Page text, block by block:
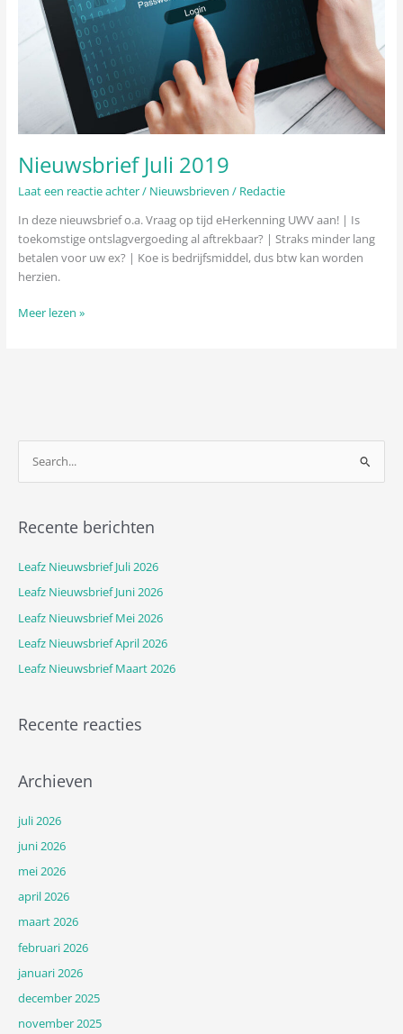
Nieuwsbrief Juli 2019
Laat een reactie achter/ Nieuwsbrieven / Redactie
In deze nieuwsbrief o.a. Vraag op tijd eHerkenning UWV aan! | Is
toekomstige ontslagvergoeding al aftrekbaar? | Straks minder lang
betalen voor uw ex? | Koe is bedrijfsmiddel, dus btw kan worden
herzien.
Meer lezen »
o
k
a
a
r
:
Recente berichten
Leafz Nieuwsbrief Juli 2026
Leafz Nieuwsbrief Juni 2026
Leafz Nieuwsbrief Mei 2026
Leafz Nieuwsbrief April 2026
Leafz Nieuwsbrief Maart 2026
Recente reacties
Archieven
juli 2026
juni 2026
mei 2026
april 2026
maart 2026
februari 2026
januari 2026
december 2025
november 2025